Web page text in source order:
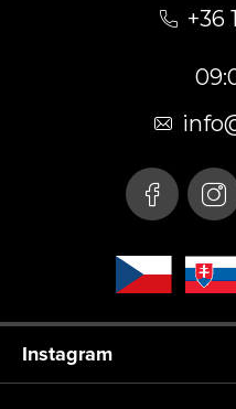
+36
info
Instagram